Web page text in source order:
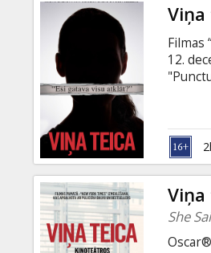
Ziņas
Dāvanu
kartes
Uzkodas
B2B
Kino
Filmas
12.
un
Viņa
She